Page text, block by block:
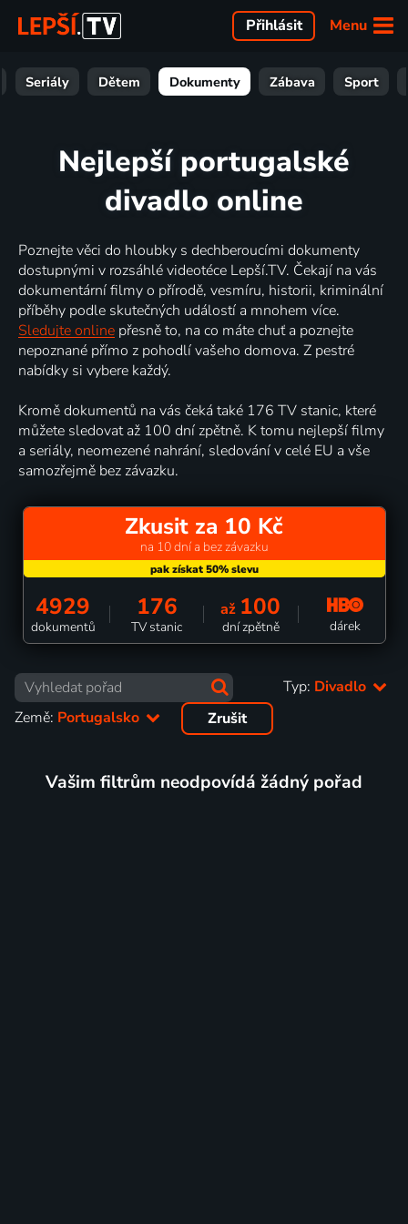
Menu
Přihlásit
Seriály Dětem Dokumenty Zábava Sport
Nejlepší portugalské
divadlo online
Poznejte věci do hloubky s dechberoucími dokumenty
dostupnými v rozsáhlé videotéce Lepší.TV. Čekají na vás
dokumentární filmy o přírodě, vesmíru, historii, kriminální
příběhy podle skutečných událostí a mnohem více.
Sledujte online přesně to, na co máte chuť a poznejte
nepoznané přímo z pohodlí vašeho domova. Z pestré
nabídky si vybere každý.
Kromě dokumentů na vás čeká také 176 TV stanic, které
můžete sledovat až 100 dní zpětně. K tomu nejlepší filmy
a seriály, neomezené nahrání, sledování v celé EU a vše
samozřejmě bez závazku.
Zkusit za 10 Kč
na 10 dní a bez závazku
4929
dokumentů
176
TV stanic
až 100
dní zpětně dárek
Typ: Divadlo
Země: Portugalsko Zrušit
Vašim filtrům neodpovídá žádný pořad